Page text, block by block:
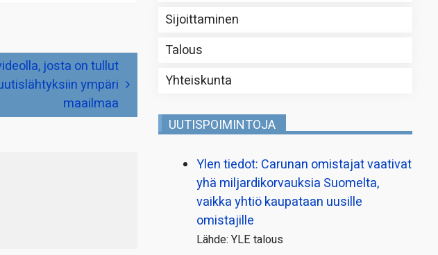
josta on tullut
ympäri
maailmaa
Sijoittaminen
Talous
Yhteiskunta
UUTISPOIMINTOJA
Ylen tiedot: Carunan omistajat vaativat
yhä miljardi­korvauksia Suomelta,
vaikka yhtiö kaupataan uusille
omistajille
Lähde: YLE talous